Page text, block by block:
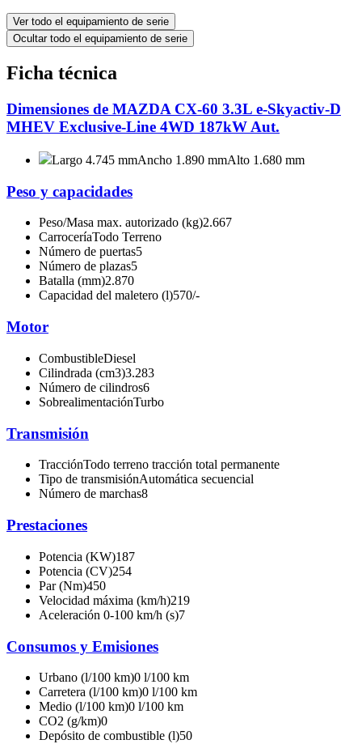
Ver todo el equipamiento de serie
Ocultar todo el equipamiento de serie
Ficha técnica
Dimensiones de MAZDA CX-60 3.3L e-Skyactiv-D
MHEV Exclusive-Line 4WD 187kW Aut.
Largo 4.745 mmAncho 1.890 mmAlto 1.680 mm
Peso y capacidades
Peso/Masa max. autorizado (kg)2.667
CarroceríaTodo Terreno
Número de puertas5
Número de plazas5
Batalla (mm)2.870
Capacidad del maletero (l)570/-
Motor
CombustibleDiesel
Cilindrada (cm3)3.283
Número de cilindros6
SobrealimentaciónTurbo
Transmisión
TracciónTodo terreno tracción total permanente
Tipo de transmisiónAutomática secuencial
Número de marchas8
Prestaciones
Potencia (KW)187
Potencia (CV)254
Par (Nm)450
Velocidad máxima (km/h)219
Aceleración 0-100 km/h (s)7
Consumos y Emisiones
Urbano (l/100 km)0 l/100 km
Carretera (l/100 km)0 l/100 km
Medio (l/100 km)0 l/100 km
CO2 (g/km)0
Depósito de combustible (l)50